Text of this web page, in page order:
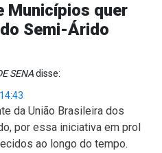
Municípios quer
Semi-Árido
SENAdisse:
da União Brasileira dos
por essa iniciativa em prol
ao longo do tempo.